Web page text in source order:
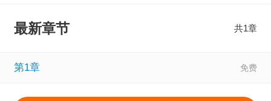
最新章节 共1章
第1章